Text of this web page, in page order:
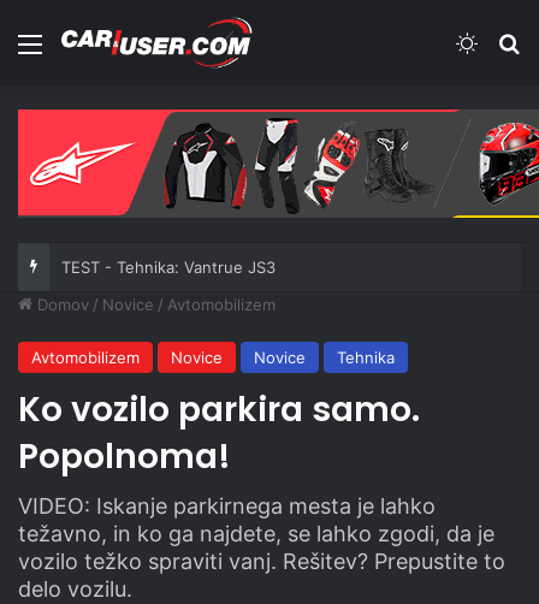
Meni
TEST - Tehnika: Vantrue JS3
Domov / Novice / Avtomobilizem
Avtomobilizem Novice Novice Tehnika
Ko vozilo parkira samo.
Popolnoma!
VIDEO: Iskanje parkirnega mesta je lahko
težavno, in ko ga najdete, se lahko zgodi, da je
vozilo težko spraviti vanj. Rešitev? Prepustite to
delo vozilu.